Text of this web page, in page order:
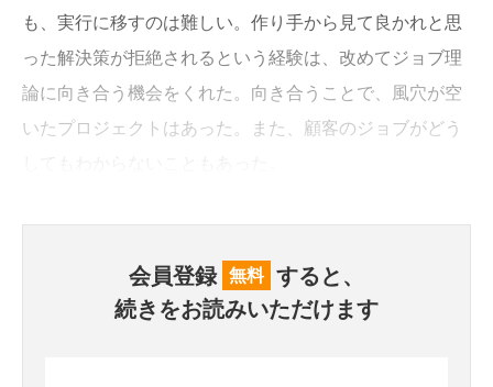
も、実行に移すのは難しい。作り手から見て良かれと思
った解決策が拒絶されるという経験は、改めてジョブ理
論に向き合う機会をくれた。向き合うことで、風穴が空
いたプロジェクトはあった。また、顧客のジョブがどう
会員登録 無料 すると、
続きをお読みいただけます